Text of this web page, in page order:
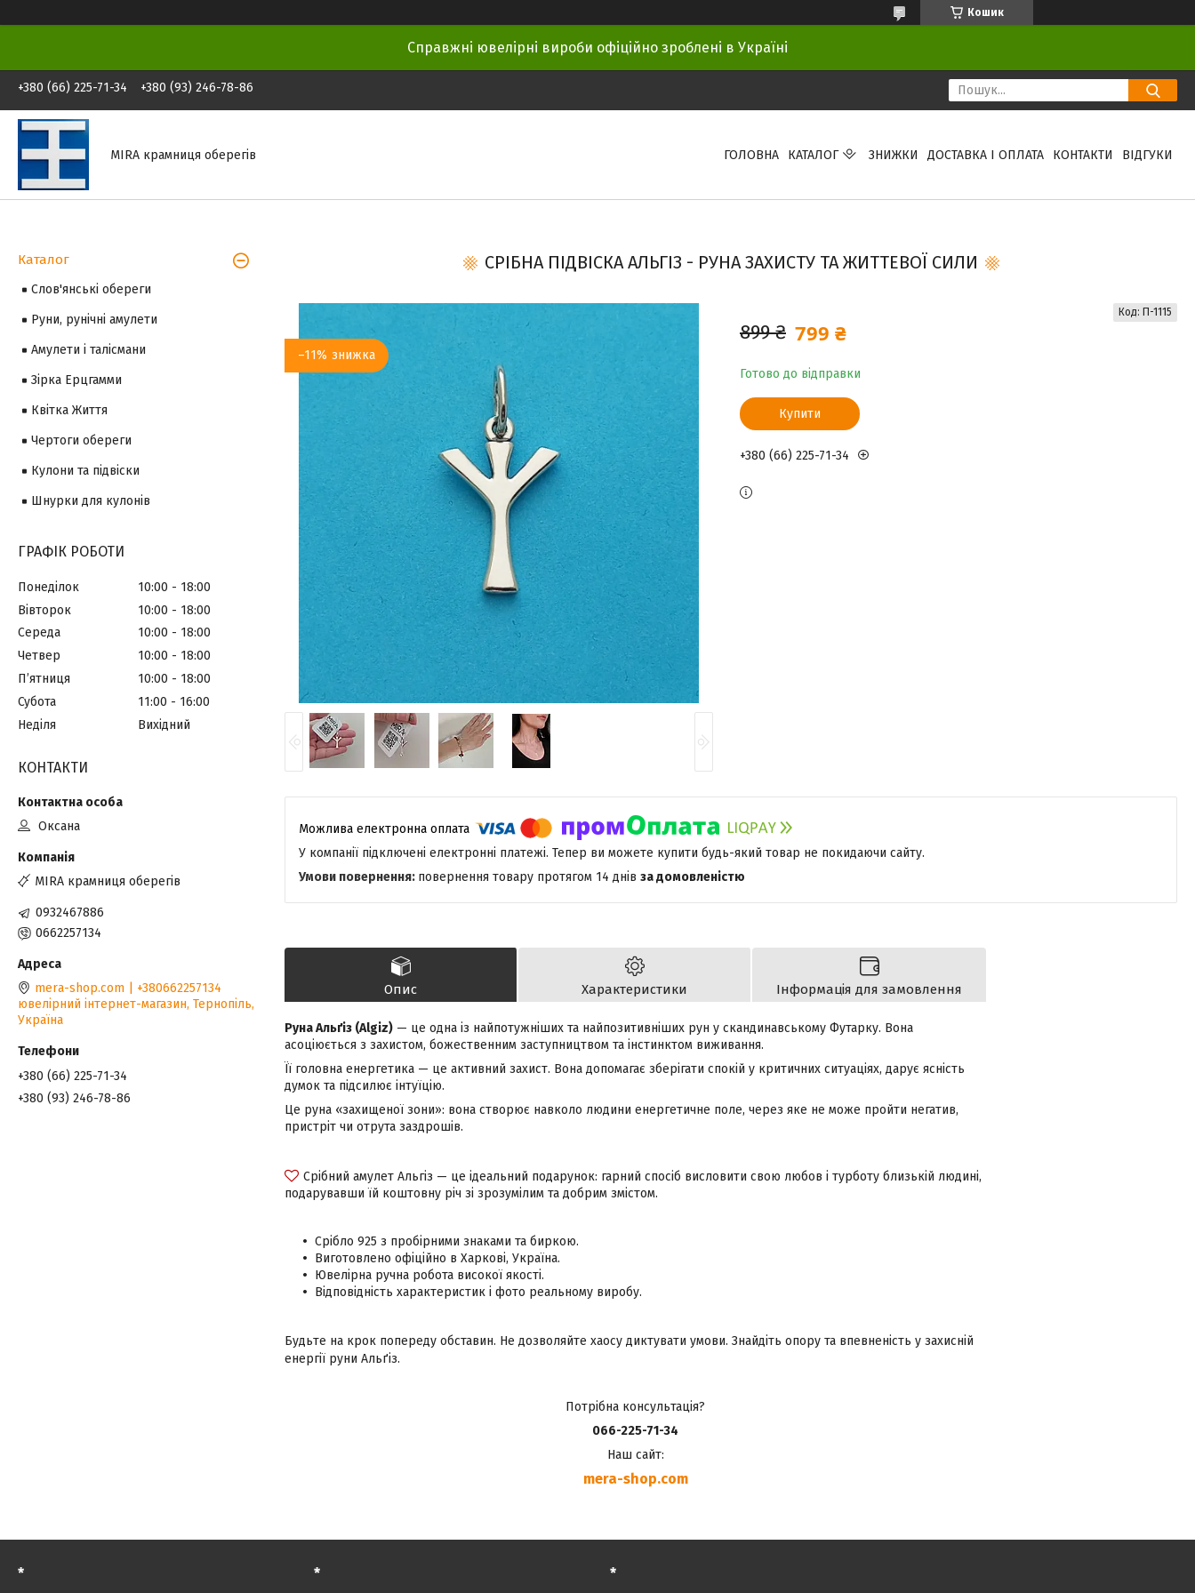
Кошик
Справжні ювелірні вироби офіційно зроблені в Україні
+380 (66) 225-71-34 +380 (93) 246-78-86
MIRA крамниця оберегів ГОЛОВНА КАТАЛОГ ЗНИЖКИ ДОСТАВКА І ОПЛАТА КОНТАКТИ ВІДГУКИ
СРІБНА ПІДВІСКА АЛЬГІЗ - РУНА ЗАХИСТУ ТА ЖИТТЕВОЇ СИЛИ
–11%
899 ₴ 799 ₴
Готово до відправки
Код: П-1115
Купити
+380 (66) 225-71-34
У компанії підключені електронні платежі. Тепер ви можете купити будь-який товар не покидаючи сайту.
повернення товару протягом 14 днів за домовленістю
Опис Характеристики Інформація для замовлення
Руна Альґіз (Algiz) — це одна із найпотужніших та найпозитивніших рун у скандинавському Футарку. Вона
асоціюється з захистом, божественним заступництвом та інстинктом виживання.
Її головна енергетика — це активний захист. Вона допомагає зберігати спокій у критичних ситуаціях, дарує ясність
думок та підсилює інтуїцію.
Це руна «захищеної зони»: вона створює навколо людини енергетичне поле, через яке не може пройти негатив,
пристріт чи отрута заздрошів.
Срібний амулет Альгіз — це ідеальний подарунок: гарний спосіб висловити свою любов і турботу близькій людині,
подарувавши їй коштовну річ зі зрозумілим та добрим змістом.
Срібло 925 з пробірними знаками та биркою.
Виготовлено офіційно в Харкові, Україна.
Ювелірна ручна робота високої якості.
Відповідність характеристик і фото реальному виробу.
Будьте на крок попереду обставин. Не дозволяйте хаосу диктувати умови. Знайдіть опору та впевненість у захисній
енергії руни Альґіз.
Потрібна консультація?
066-225-71-34
Наш сайт:
mera-shop.com
Каталог
Слов'янські обереги
Руни, рунічні амулети
Амулети і талісмани
Зірка Ерцгамми
Квітка Життя
Чертоги обереги
Кулони та підвіски
Шнурки для кулонів
ГРАФІК РОБОТИ
Понеділок 10:00
18:00
Вівторок
10:00
18:00
Середа
10:00
18:00
Четвер
10:00
18:00
Пʼятниця
10:00
18:00
Субота
11:00
16:00
Неділя
Вихідний
КОНТАКТИ
Оксана
MIRA крамниця оберегів
0932467886
0662257134
mera-shop.com | +380662257134
ювелірний інтернет-магазин, Тернопіль,
Україна
+380 (66) 225-71-34
+380 (93) 246-78-86
* * *